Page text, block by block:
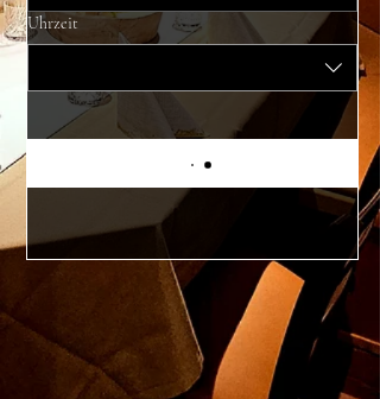
Uhrzeit